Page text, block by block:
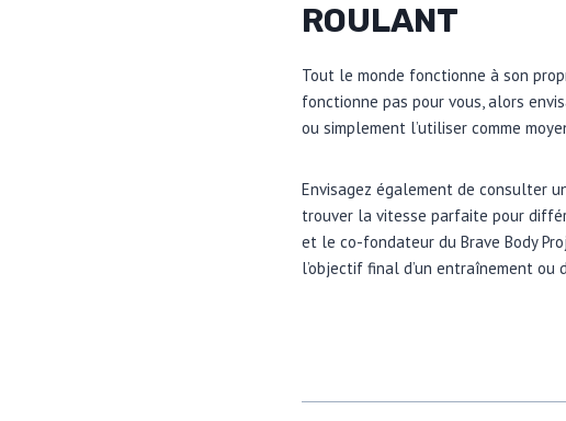
ROULANT
Tout le monde fonctionne à son
fonctionne pas pour vous, alors
ou simplement l’utiliser comme
Envisagez également de consulter
trouver la vitesse parfaite pour
et le co-fondateur du Brave Body
l’objectif final d’un entraînement ou